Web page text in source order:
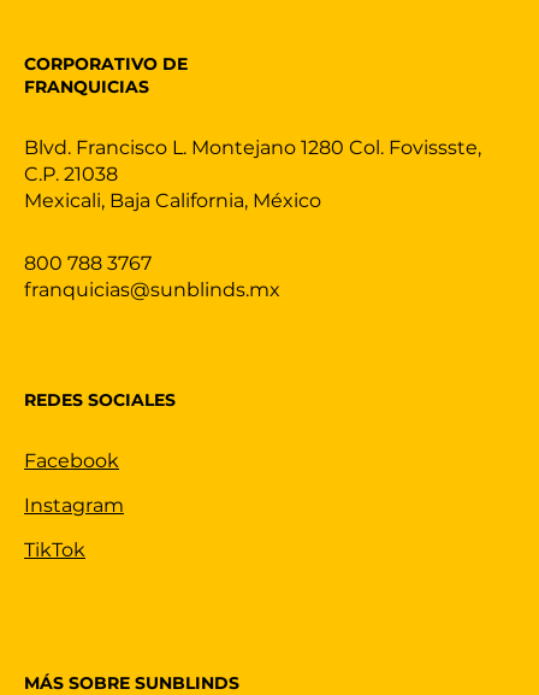
800 788 3767
franquicias@sunblinds.mx
Blvd. Francisco L. Montejano 1280 Col. Fovissste,
C.P. 21038
Mexicali, Baja California, México
CORPORATIVO DE
FRANQUICIAS
REDES SOCIALES
Facebook
Instagram
TikTok
MÁS SOBRE SUNBLINDS